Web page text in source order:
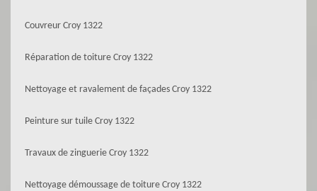
Couvreur Croy 1322
Réparation de toiture Croy 1322
Nettoyage et ravalement de façades Croy 1322
Peinture sur tuile Croy 1322
Travaux de zinguerie Croy 1322
Nettoyage démoussage de toiture Croy 1322